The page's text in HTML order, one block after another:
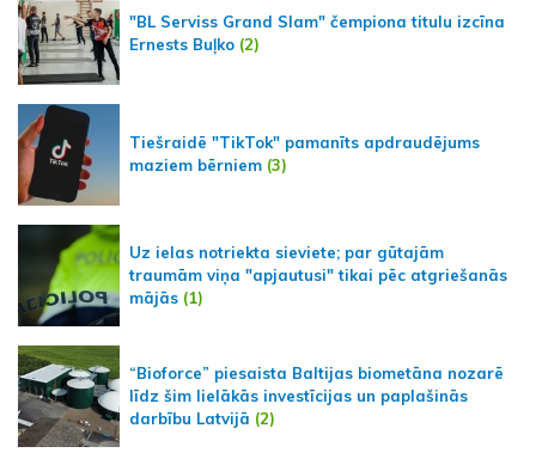
"BL Serviss Grand Slam" čempiona titulu izcīna
Ernests Buļko (2)
Tiešraidē "TikTok" pamanīts apdraudējums
maziem bērniem (3)
Uz ielas notriekta sieviete; par gūtajām
traumām viņa "apjautusi" tikai pēc atgriešanās
mājās (1)
“Bioforce” piesaista Baltijas biometāna nozarē
līdz šim lielākās investīcijas un paplašinās
darbību Latvijā (2)